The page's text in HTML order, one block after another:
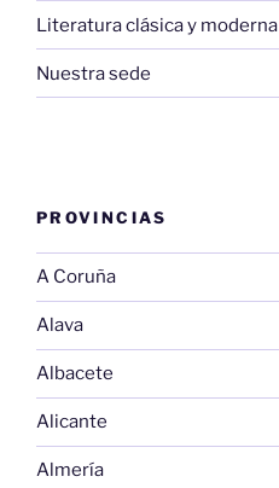
Literatura clásica y moderna
Nuestra sede
PROVINCIAS
A Coruña
Alava
Albacete
Alicante
Almería